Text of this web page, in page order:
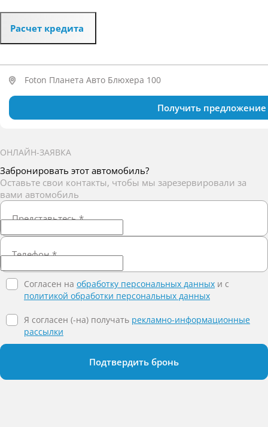
Расчет кредита
Foton Планета Авто Блюхера 100
Получить предложение
ОНЛАЙН-ЗАЯВКА
Забронировать этот автомобиль?
Оставьте свои контакты, чтобы мы зарезервировали за
вами автомобиль
Представьтесь*
Телефон*
Согласен на обработку персональных данных и c
политикой обработки персональных данных
Я согласен (-на) получать рекламно-информационные
рассылки
Подтвердить бронь